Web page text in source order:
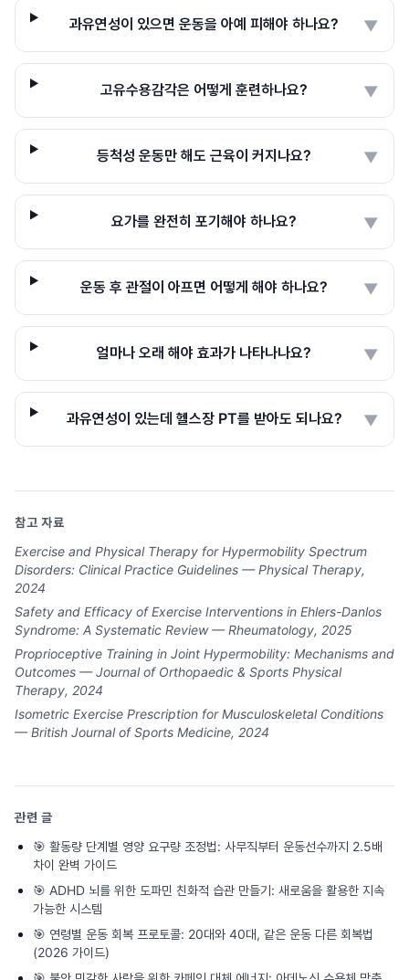
과유연성이 있으면 운동을 아예 피해야 하나요? ▼
고유수용감각은 어떻게 훈련하나요? ▼
등척성 운동만 해도 근육이 커지나요? ▼
요가를 완전히 포기해야 하나요? ▼
운동 후 관절이 아프면 어떻게 해야 하나요? ▼
얼마나 오래 해야 효과가 나타나나요? ▼
과유연성이 있는데 헬스장 PT를 받아도 되나요? ▼
참고 자료
Exercise and Physical Therapy for Hypermobility Spectrum
Disorders: Clinical Practice Guidelines — Physical Therapy,
2024
Safety and Efficacy of Exercise Interventions in Ehlers-Danlos
Syndrome: A Systematic Review — Rheumatology, 2025
Proprioceptive Training in Joint Hypermobility: Mechanisms and
Outcomes — Journal of Orthopaedic & Sports Physical
Therapy, 2024
Isometric Exercise Prescription for Musculoskeletal Conditions
— British Journal of Sports Medicine, 2024
관련 글
🎯 활동량 단계별 영양 요구량 조정법: 사무직부터 운동선수까지 2.5배
차이 완벽 가이드
🎯 ADHD 뇌를 위한 도파민 친화적 습관 만들기: 새로움을 활용한 지속
가능한 시스템
🎯 연령별 운동 회복 프로토콜: 20대와 40대, 같은 운동 다른 회복법
(2026 가이드)